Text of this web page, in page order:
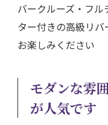
バークルーズ・フ
ター付きの高級リ
お楽しみください
モダンな雰
が人気です